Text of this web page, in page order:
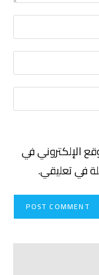
الإلكتروني في
في تعليقي.